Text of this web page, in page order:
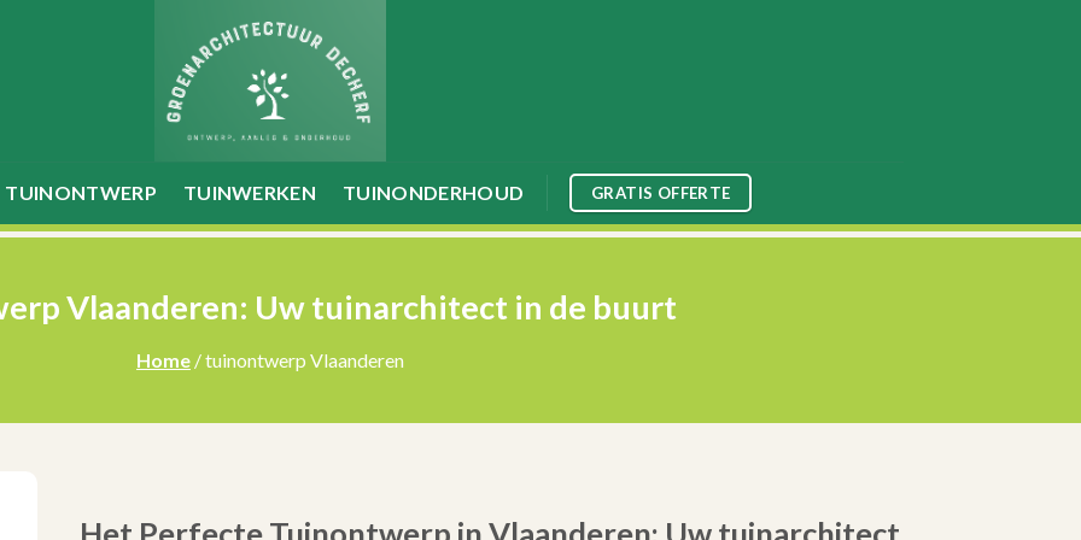
TUINONTWERP TUINWERKEN TUINONDERHOUD GRATIS OFFERTE
Vlaanderen: Uw tuinarchitect in de buurt
Home / tuinontwerp Vlaanderen
Het Perfecte Tuinontwerp in Vlaanderen: Uw tuinarchitect